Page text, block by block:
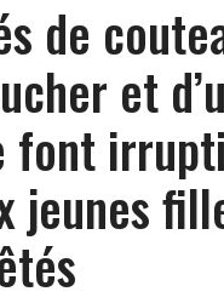
de
et
font
jeunes